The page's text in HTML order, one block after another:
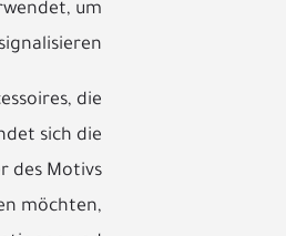
um
die
sich die
des Motivs
möchten,